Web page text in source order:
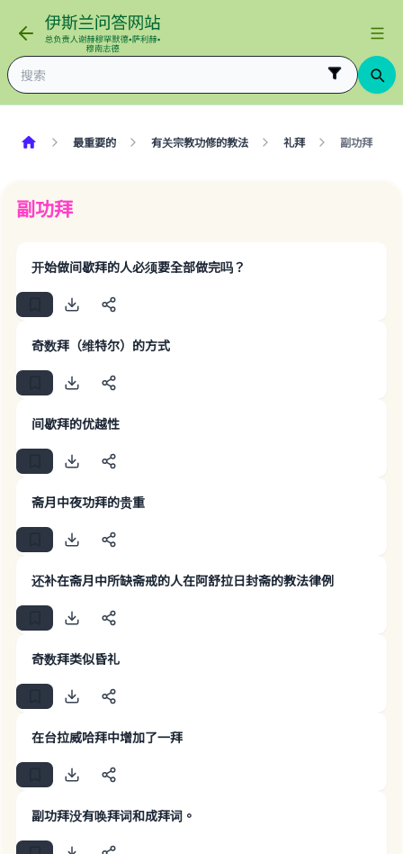
最重要的 有关宗教功修的教法 礼拜 副功拜
副功拜
开始做间歇拜的人必须要全部做完吗？
奇数拜（维特尔）的方式
间歇拜的优越性
斋月中夜功拜的贵重
还补在斋月中所缺斋戒的人在阿舒拉日封斋的教法律例
奇数拜类似昏礼
在台拉威哈拜中增加了一拜
副功拜没有唤拜词和成拜词。
Make an impact on millions of lives
"A person who leads others to doing what is
good will earn the same reward as those who